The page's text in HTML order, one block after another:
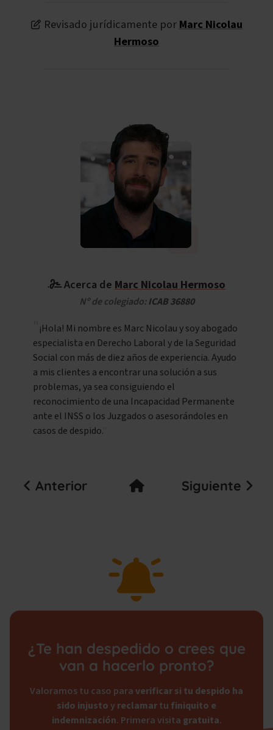
Revisado jurídicamente porMarc Nicolau
Hermoso
Acerca de Marc Nicolau Hermoso
Nº de colegiado:ICAB 36880
¡Hola! Mi nombre es Marc Nicolau y soy abogado
especialista en Derecho Laboral y de la Seguridad
Social con más de diez años de experiencia. Ayudo
a mis clientes a encontrar una solución a sus
problemas, ya sea consiguiendo el
reconocimiento de una Incapacidad Permanente
ante el INSS o los Juzgados o asesorándoles en
casos de despido.
Anterior Siguiente
¿Te han despedido o crees que
van a hacerlo pronto?
Valoramos tu caso paraverificar si tu despido ha
sido injustoyreclamartu finiquito e
indemnización. Primera visita gratuita.